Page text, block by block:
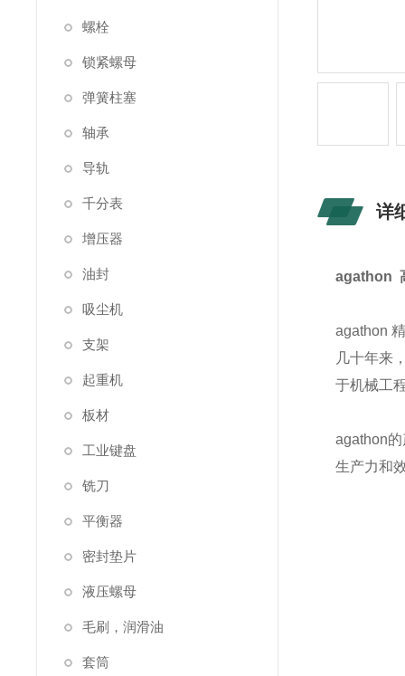
螺栓
锁紧螺母
弹簧柱塞
轴承
导轨
千分表
增压器
油封
吸尘机
支架
起重机
板材
工业键盘
铣刀
平衡器
密封垫片
液压螺母
毛刷，润滑油
套筒
详
agathon
agathon
几十年来
于机械工
agathon
生产力和